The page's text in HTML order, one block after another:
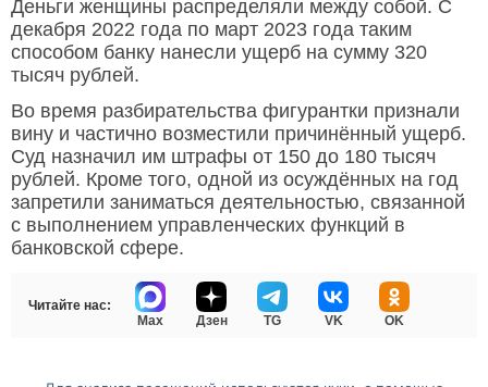
Деньги женщины распределяли между собой. С
декабря 2022 года по март 2023 года таким
способом банку нанесли ущерб на сумму 320
тысяч рублей.
Во время разбирательства фигурантки признали
вину и частично возместили причинённый ущерб.
Суд назначил им штрафы от 150 до 180 тысяч
рублей. Кроме того, одной из осуждённых на год
запретили заниматься деятельностью, связанной
с выполнением управленческих функций в
банковской сфере.
Читайте нас:
Max
Дзен TG VK OK